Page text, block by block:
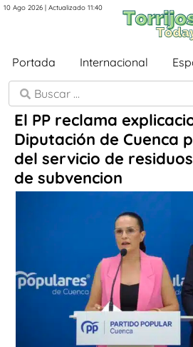
10 Ago 2026 | Actualizado 11:40
Portada Internacional
El PP reclama
Diputación de Cuenca
del servicio de
de subvencion